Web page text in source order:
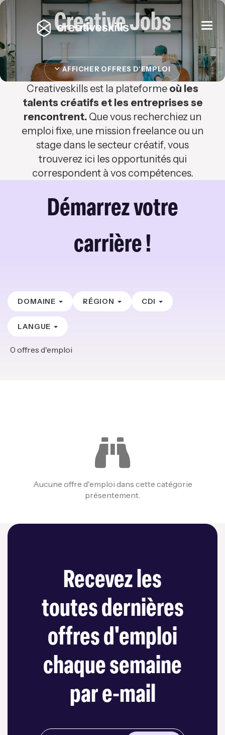
Creative Jobs
AFFICHER OFFRES D'EMPLOI
Creativeskills est la plateforme où les
talents créatifs et les entreprises se
rencontrent. Que vous recherchiez un
emploi fixe, une mission freelance ou un
stage dans le secteur créatif, vous
trouverez ici les opportunités qui
correspondent à vos compétences.
Démarrez votre
carrière !
DOMAINE RÉGION CDI
LANGUE
0 offres d'emploi
Aucune offre d'emploi dans cette catégorie
présentement.
Recevez les
toutes dernières
offres d'emploi
chaque semaine
par e-mail